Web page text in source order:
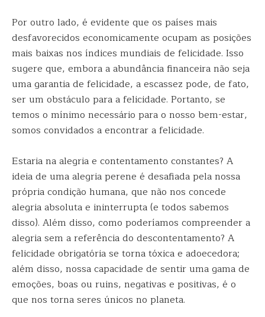
Por outro lado, é evidente que os países mais
desfavorecidos economicamente ocupam as posições
mais baixas nos índices mundiais de felicidade. Isso
sugere que, embora a abundância financeira não seja
uma garantia de felicidade, a escassez pode, de fato,
ser um obstáculo para a felicidade. Portanto, se
temos o mínimo necessário para o nosso bem-estar,
somos convidados a encontrar a felicidade.
Estaria na alegria e contentamento constantes? A
ideia de uma alegria perene é desafiada pela nossa
própria condição humana, que não nos concede
alegria absoluta e ininterrupta (e todos sabemos
disso). Além disso, como poderíamos compreender a
alegria sem a referência do descontentamento? A
felicidade obrigatória se torna tóxica e adoecedora;
além disso, nossa capacidade de sentir uma gama de
emoções, boas ou ruins, negativas e positivas, é o
que nos torna seres únicos no planeta.